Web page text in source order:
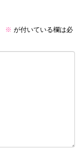
※ が付いている欄は必